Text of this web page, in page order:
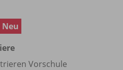
Neu
Vorschule